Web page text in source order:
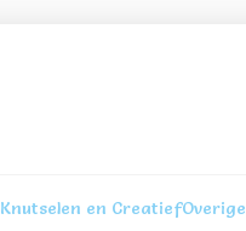
Knutselen en CreatiefOverige